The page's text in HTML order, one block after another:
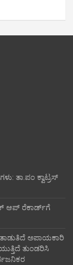
ತಾ.ಪಂ ಕ್ವಾಟ್ರಸ್
ಆಪ್ ರೆಕಾರ್ಡ್‌ಗೆ
ಅಪಾಯಕಾರಿ
ತುಂಡರಿಸಿ